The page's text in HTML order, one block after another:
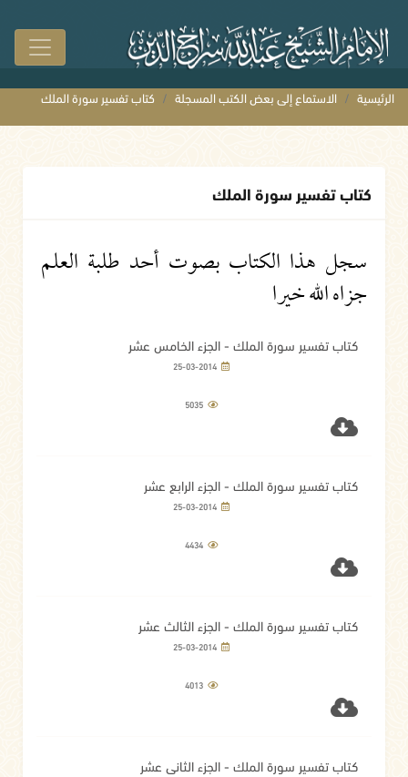
الرئيسية الاستماع إلى بعض الكتب المسجلة كتاب تفسير سورة الملك
كتاب تفسير سورة الملك
سجل هذا الكتاب بصوت أحد طلبة العلم
جزاه الله خيرا
كتاب تفسير سورة الملك - الجزء الخامس عشر
25-03-2014
5035
كتاب تفسير سورة الملك - الجزء الرابع عشر
25-03-2014
4434
كتاب تفسير سورة الملك - الجزء الثالث عشر
25-03-2014
4013
كتاب تفسير سورة الملك - الجزء الثاني عشر